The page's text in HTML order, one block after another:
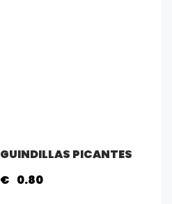
GUINDILLAS PICANTES
€ 0.80